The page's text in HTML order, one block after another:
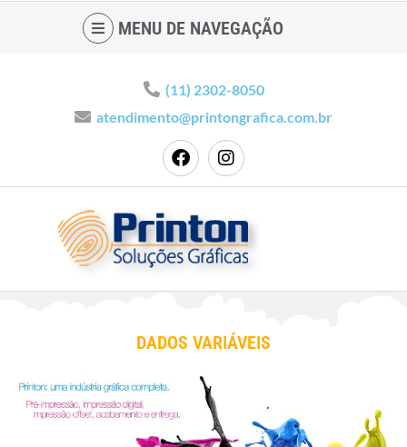
MENU DE NAVEGAÇÃO
(11) 2302-8050
atendimento@printongrafica.com.br
DADOS VARIÁVEIS